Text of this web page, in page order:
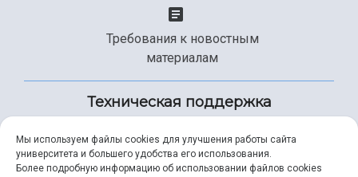
Требования к новостным
материалам
Техническая поддержка
+7 (846) 267-49-99
Мы используем файлы cookies для улучшения работы сайта
университета и большего удобства его использования.
Более подробную информацию об использовании файлов cookies